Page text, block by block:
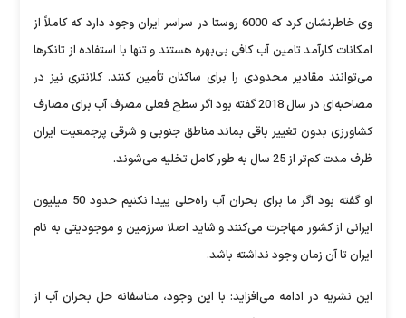
وی خاطرنشان کرد که 6000 روستا در سراسر ایران وجود دارد که کاملاً از
امکانات کارآمد تامین آب کافی بی‌بهره هستند و تنها با استفاده از تانکرها
می‌توانند مقادیر محدودی را برای ساکنان تأمین کنند. کلانتری نیز در
مصاحبه‌ای در سال 2018 گفته بود اگر سطح فعلی مصرف آب برای مصارف
کشاورزی بدون تغییر باقی بماند مناطق جنوبی و شرقی پرجمعیت ایران
ظرف مدت کم‌تر از 25 سال به طور کامل تخلیه می‌شوند.
او گفته بود اگر ما برای بحران آب راه‌حلی پیدا نکنیم حدود 50 میلیون
ایرانی از کشور مهاجرت می‌کنند و شاید اصلا سرزمین و موجودیتی به نام
ایران تا آن زمان وجود نداشته باشد.
این نشریه در ادامه می‌افزاید: با این وجود، متاسفانه حل بحران آب از